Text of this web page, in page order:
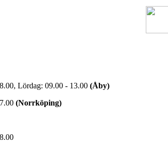
Lördag: 09.00 - 13.00 (Åby)
(Norrköping)